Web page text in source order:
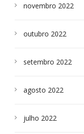
novembro 2022
outubro 2022
setembro 2022
agosto 2022
julho 2022